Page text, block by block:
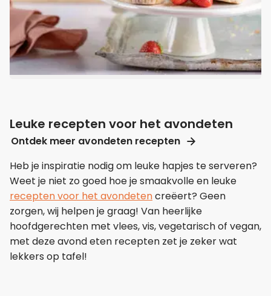
Leuke recepten voor het avondeten
Ontdek meer avondeten recepten
Heb je inspiratie nodig om leuke hapjes te serveren?
Weet je niet zo goed hoe je smaakvolle en leuke
recepten voor het avondetencreëert? Geen
zorgen, wij helpen je graag! Van heerlijke
hoofdgerechten met vlees, vis, vegetarisch of vegan,
met deze avond eten recepten zet je zeker wat
lekkers op tafel!